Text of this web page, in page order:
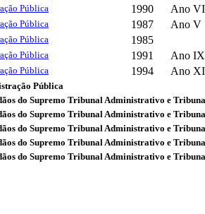
Pública 1990 Ano
Pública 1987 Ano V
Pública 1985
Pública 1991 Ano IX
Pública 1994 Ano
Pública
do Supremo Tribunal Administrativo e
do Supremo Tribunal Administrativo e
do Supremo Tribunal Administrativo e
do Supremo Tribunal Administrativo e
do Supremo Tribunal Administrativo e